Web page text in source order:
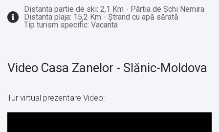
Distanta partie de ski: 2,1 Km - Pârtia de Schi Nemira
Distanta plaja: 15,2 Km - Ștrand cu apă sărată
Tip turism specific: Vacanta
Video Casa Zanelor - Slănic-Moldova
Tur virtual prezentare Video: